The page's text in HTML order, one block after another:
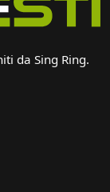
da Sing Ring.